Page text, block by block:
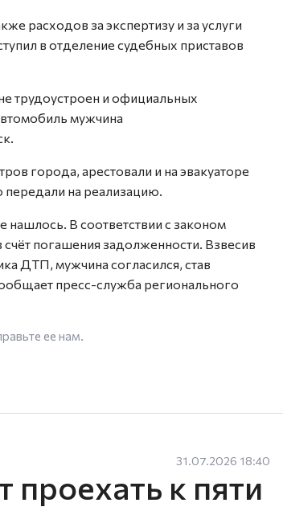
расходов за экспертизу и за услуги
в отделение судебных приставов
трудоустроен и официальных
мужчина
города, арестовали и на эвакуаторе
передали на реализацию.
В соответствии с законом
погашения задолженности. Взвесив
ДТП, мужчина согласился, став
пресс-служба регионального
ее нам.
31.07.2026 18:40
к пяти